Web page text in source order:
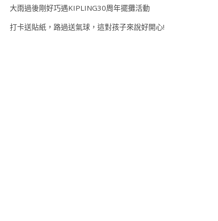
大雨過後剛好巧遇KIPLING30周年擺攤活動
打卡送貼紙，路過送氣球，這對孩子來說好開心!